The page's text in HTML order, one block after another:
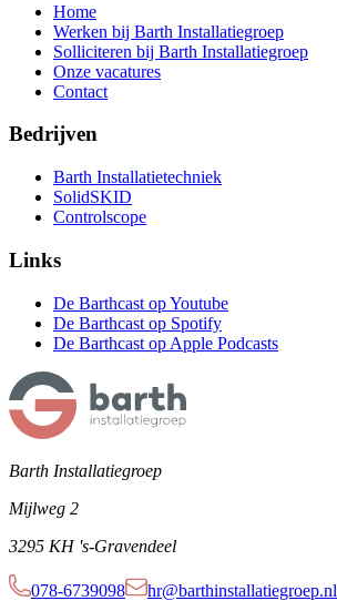
Home
Werken bij Barth Installatiegroep
Solliciteren bij Barth Installatiegroep
Onze vacatures
Contact
Bedrijven
Barth Installatietechniek
SolidSKID
Controlscope
Links
De Barthcast op Youtube
De Barthcast op Spotify
De Barthcast op Apple Podcasts
Barth Installatiegroep
Mijlweg 2
3295 KH 's-Gravendeel
078-6739098
hr@barthinstallatiegroep.nl